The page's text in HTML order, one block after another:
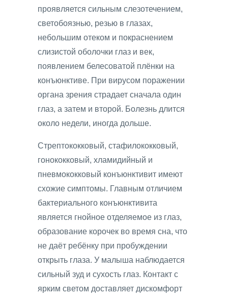
проявляется сильным слезотечением,
светобоязнью, резью в глазах,
небольшим отеком и покраснением
слизистой оболочки глаз и век,
появлением белесоватой плёнки на
конъюнктиве. При вирусом поражении
органа зрения страдает сначала один
глаз, а затем и второй. Болезнь длится
около недели, иногда дольше.
Стрептококковый, стафилококковый,
гонококковый, хламидийный и
пневмококковый конъюнктивит имеют
схожие симптомы. Главным отличием
бактериального конъюнктивита
является гнойное отделяемое из глаз,
образование корочек во время сна, что
не даёт ребёнку при пробуждении
открыть глаза. У малыша наблюдается
сильный зуд и сухость глаз. Контакт с
ярким светом доставляет дискомфорт